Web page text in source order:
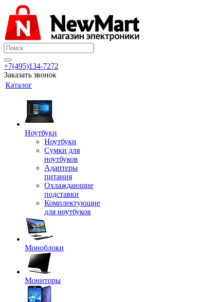
+7(495)134-7272
Заказать звонок
Каталог
Ноутбуки
Ноутбуки
Сумки для
ноутбуков
Адаптеры
питания
Охлаждающие
подставки
Комплектующие
для ноутбуков
Моноблоки
Мониторы